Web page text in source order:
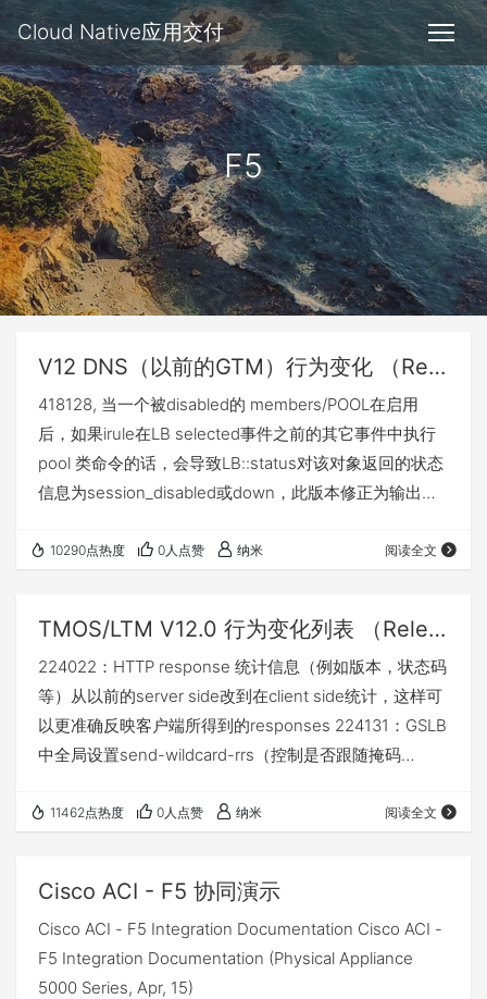
Cloud Native应用交付
F5
V12 DNS（以前的GTM）行为变化 （Release notes）
418128, 当一个被disabled的 members/POOL在启用
后，如果irule在LB selected事件之前的其它事件中执行
pool 类命令的话，会导致LB::status对该对象返回的状态
信息为session_disabled或down，此版本修正为输出
题输入YES 471856, version 11.x TMSH and REST GTM
10290点热度 0人点赞 纳米 阅读全文
TMOS/LTM V12.0 行为变化列表 （Release notes）
224022：HTTP response 统计信息（例如版本，状态码
等）从以前的server side改到在client side统计，这样可
以更准确反映客户端所得到的responses 224131：GSLB
中全局设置send-wildcard-rrs（控制是否跟随掩码
*.cnadn.net）默认被启用，即以后会自动创建对应的通
11462点热度 0人点赞 纳米 阅读全文
Cisco ACI - F5 协同演示
Cisco ACI - F5 Integration Documentation Cisco ACI -
F5 Integration Documentation (Physical Appliance
5000 Series, Apr, 15)